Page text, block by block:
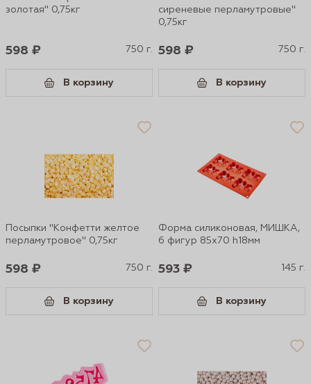
золотая" 0,75кг
598 ₽ 750 г.
В корзину
сиреневые перламутровые"
0,75кг
598 ₽ 750 г.
В корзину
Посыпки "Конфетти желтое
перламутровое" 0,75кг
598 ₽ 750 г.
В корзину
Форма силиконовая, МИШКА,
6 фигур 85х70 h18мм
593 ₽ 145 г.
В корзину